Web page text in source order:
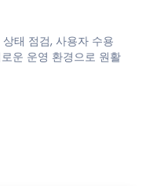
태 점검, 사용자 수용
운 운영 환경으로 원활